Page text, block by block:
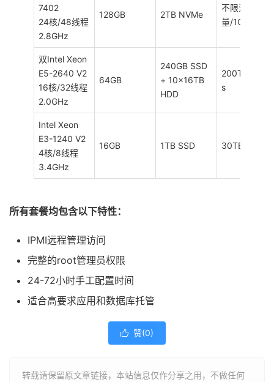
7402
24核/48线程
2.8GHz
128GB 2TB NVMe
不限流
量/1Gbps
双Intel Xeon
E5-2640 V2
16核/32线程
2.0GHz
64GB
240GB SSD
+ 10×16TB
HDD
200TB/1Gbp
s
Intel Xeon
E3-1240 V2
4核/8线程
3.4GHz
16GB 1TB SSD 30TB/1Gbps
所有套餐均包含以下特性：
IPMI远程管理访问
完整的root管理员权限
24-72小时手工配置时间
适合高要求应用和数据库托管
 赞(0)
转载请保留原文章链接，本站信息仅作分享之用，不做任何